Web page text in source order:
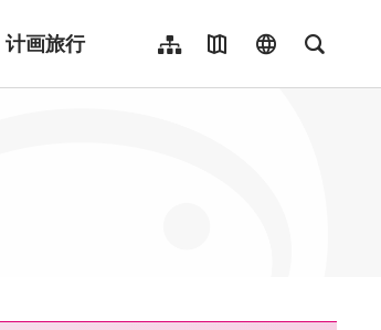
计画旅行
网站导览地图导览language全文检